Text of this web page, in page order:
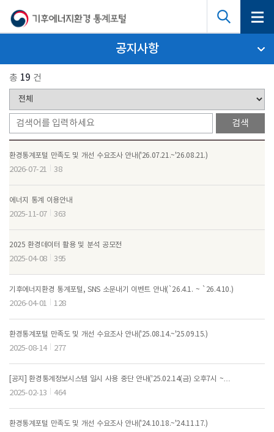
공지사항
총 19 건
환경통계포털 만족도 및 개선 수요조사 안내('26.07.21.~'26.08.21.)
2026-07-21 38
에너지 통계 이용안내
2025-11-07 363
2025 환경데이터 활용 및 분석 공모전
2025-04-08 395
기후에너지환경 통계포털, SNS 소문내기 이벤트 안내(`26.4.1. ~ `26.4.10.)
2026-04-01 128
환경통계포털 만족도 및 개선 수요조사 안내('25.08.14.~'25.09.15.)
2025-08-14 277
[공지] 환경통계정보시스템 일시 사용 중단 안내('25.02.14(금) 오후7시 ~
'25.02.15(토) 오전5시)
2025-02-13 464
환경통계포털 만족도 및 개선 수요조사 안내('24.10.18.~'24.11.17.)